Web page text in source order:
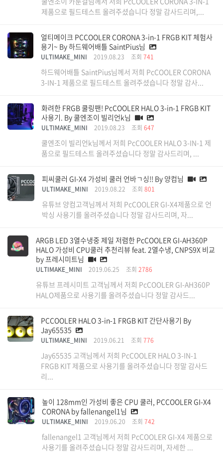
제품으로 필드테스트 올려주셨습니다 정말 감사드리며,...
얼티메이크 PCCOOLER CORONA 3-in-1 FRGB KIT 체험사
용기~ By 하드웨어배틀 SaintPius님
ULTIMAKE_MINI 2019.08.23 조회 741
하드웨어배틀 SaintPius님께서 저희 PcCOOLER CORONA
3-IN-1 제품으로 필드테스트 올려주셨습니다 정말 감사...
화려한 FRGB 쿨링팬! PcCOOLER HALO 3-in-1 FRGB KIT
사용기. By 쿨엔조이 빌리언k님
ULTIMAKE_MINI 2019.08.23 조회 647
쿨엔조이 빌리언k님께서 저희 PcCOOLER HALO 3-IN-1 제
품으로 필드테스트 올려주셨습니다 정말 감사드리며, ...
피씨쿨러 GI-X4 가성비 쿨러 언바ㄱ싱!! By 양컴님
ULTIMAKE_MINI 2019.08.22 조회 801
유튜브 양컴고객님께서 저희 PcCOOLER GI-X4제품으로 언
박싱 사용기를 올려주셨습니다 정말 감사드리며, 자...
ARGB LED 3열수냉중 제일 저렴한 PcCOOLER GI-AH360P
HALO 가성비 CPU쿨러 추천리뷰 feat. 2열수냉, CNPS9X 비교
by 프레시미트님
ULTIMAKE_MINI 2019.06.25 조회 2786
유튜브 프레시미트 고객님께서 저희 PcCOOLER GI-AH360P
HALO제품으로 사용기를 올려주셨습니다 정말 감사드...
PCCOOLER HALO 3-in-1 FRGB KIT 간단사용기 By
Jay65535
ULTIMAKE_MINI 2019.06.21 조회 776
Jay65535 고객님께서 저희 PcCOOLER HALO 3-IN-1
FRGB KIT 제품으로 사용기를 올려주셨습니다 정말 감사드
리...
높이 128mm인 가성비 좋은 CPU 쿨러, PCCOOLER GI-X4
CORONA by fallenangel1님
ULTIMAKE_MINI 2019.06.20 조회 742
fallenangel1 고객님께서 저희 PcCOOLER GI-X4 제품으로
사용기를 올려주셨습니다 정말 감사드리며, 자세한 ...